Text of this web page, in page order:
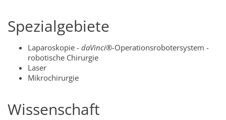
Spezialgebiete
Laparoskopie - daVinci®-Operationsrobotersystem -
robotische Chirurgie
Laser
Mikrochirurgie
Wissenschaft